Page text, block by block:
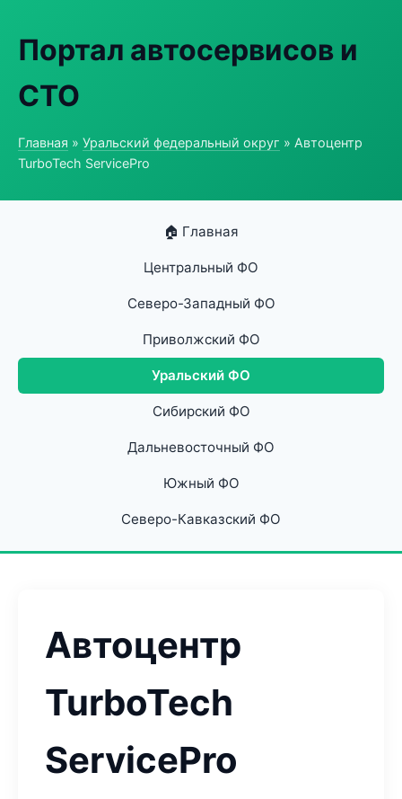
Портал автосервисов и
СТО
Главная » Уральский федеральный округ » Автоцентр
TurboTech ServicePro
🏠 Главная
Центральный ФО
Северо-Западный ФО
Приволжский ФО
Уральский ФО
Сибирский ФО
Дальневосточный ФО
Южный ФО
Северо-Кавказский ФО
Автоцентр
TurboTech
ServicePro